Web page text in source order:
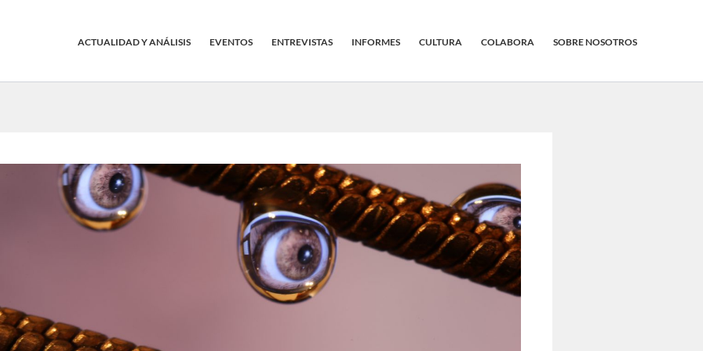
ACTUALIDAD Y ANÁLISIS EVENTOS ENTREVISTAS INFORMES CULTURA COLABORA SOBRE NOSOTROS